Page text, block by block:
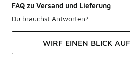
FAQ zu Versand und Lieferung
Du brauchst Antworten?
WIRF EINEN BLICK